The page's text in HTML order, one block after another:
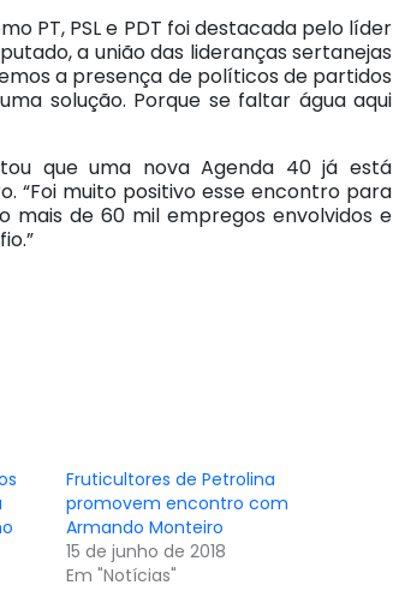
PT, PSL e PDT foi destacada pelo líder
a união das lideranças sertanejas
a presença de políticos de partidos
solução. Porque se faltar água aqui
que uma nova Agenda 40 já está
“Foi muito positivo esse encontro para
mais de 60 mil empregos envolvidos e
Fruticultores de Petrolina
promovem encontro com
Armando Monteiro
15 de junho de 2018
Em "Notícias"